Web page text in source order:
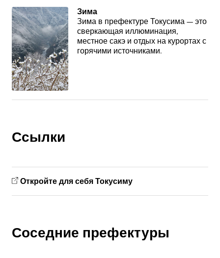
Зима
Зима в префектуре Токусима — это
сверкающая иллюминация,
местное сакэ и отдых на курортах с
горячими источниками.
Ссылки
Откройте для себя Токусиму
Соседние префектуры